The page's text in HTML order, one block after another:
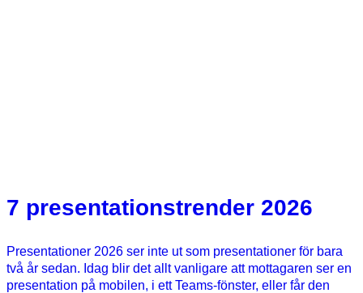
7 presentationstrender 2026
Presentationer 2026 ser inte ut som presentationer för bara
två år sedan. Idag blir det allt vanligare att mottagaren ser en
presentation på mobilen, i ett Teams‑fönster, eller får den